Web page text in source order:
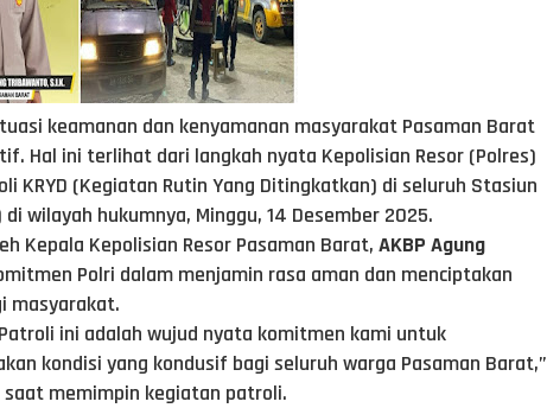
keamanan dan kenyamanan masyarakat Pasaman Barat
Hal ini terlihat dari langkah nyata Kepolisian Resor (Polres)
KRYD (Kegiatan Rutin Yang Ditingkatkan) di seluruh Stasiun
wilayah hukumnya, Minggu, 14 Desember 2025.
Kepala Kepolisian Resor Pasaman Barat, AKBP Agung
Polri dalam menjamin rasa aman dan menciptakan
masyarakat.
Patroli ini adalah wujud nyata komitmen kami untuk
kondisi yang kondusif bagi seluruh warga Pasaman Barat,”
saat memimpin kegiatan patroli.